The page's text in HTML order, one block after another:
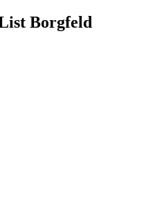
Borgfeld